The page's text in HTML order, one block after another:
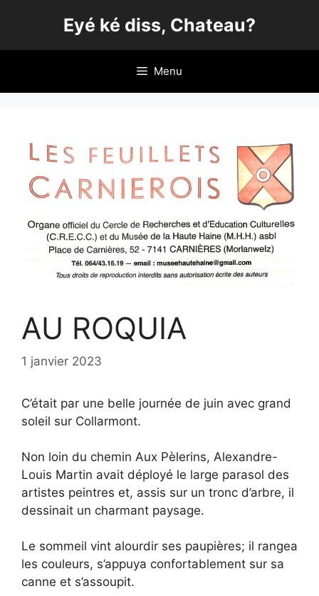
Eyé ké diss, Chateau?
Menu
AU ROQUIA
1 janvier 2023
C’était par une belle journée de juin avec grand
soleil sur Collarmont.
Non loin du chemin Aux Pèlerins, Alexandre-
Louis Martin avait déployé le large parasol des
artistes peintres et, assis sur un tronc d’arbre, il
dessinait un charmant paysage.
Le sommeil vint alourdir ses paupières; il rangea
les couleurs, s’appuya confortablement sur sa
canne et s’assoupit.